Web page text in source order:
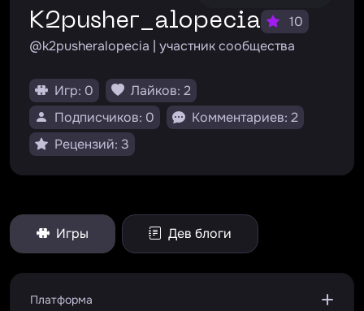
k2pusher_alopecia
10
@k2pusheralopecia | участник сообщества
Игр: 0
Лайков: 2
Подписчиков: 0
Комментариев: 2
Рецензий: 3
Игры Дев блоги
Платформа